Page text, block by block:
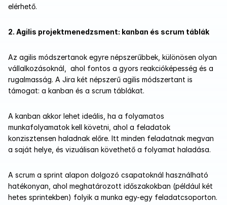
elérhető.
2. Agilis projektmenedzsment: kanban és scrum táblák
Az agilis módszertanok egyre népszerűbbek, különösen olyan
vállalkozásoknál,  ahol fontos a gyors reakcióképesség és a
rugalmasság. A Jira két népszerű agilis módszertant is
támogat: a kanban és a scrum táblákat.
A kanban akkor lehet ideális, ha a folyamatos
munkafolyamatok kell követni, ahol a feladatok
konzisztensen haladnak előre. Itt minden feladatnak megvan
a saját helye, és vizuálisan követhető a folyamat haladása.
A scrum a sprint alapon dolgozó csapatoknál használható
hatékonyan, ahol meghatározott időszakokban (például két
hetes sprintekben) folyik a munka egy-egy feladatcsoporton.